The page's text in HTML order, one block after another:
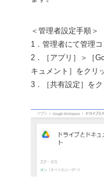
＜管理者設定手順＞
1．管理者にて管理
2．［アプリ］＞［
キュメント］をクリ
3．［共有設定］を